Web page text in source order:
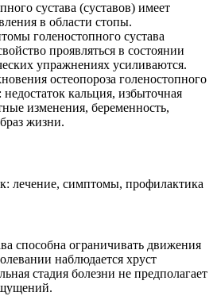
сустава (суставов) имеет
в области стопы.
голеностопного сустава
проявляться в состоянии
упражнениях усиливаются.
остеопороза голеностопного
недостаток кальция, избыточная
изменения, беременность,
жизни.
способна ограничивать движения
наблюдается хруст
стадия болезни не предполагает